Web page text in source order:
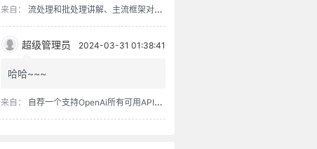
来自： 流处理和批处理讲解、主流框架对比、流批一体架构
超级管理员 2024-03-31 01:38:41
哈哈~~~
来自： 自荐一个支持OpenAi所有可用API的chatgpt-spring-boot-starter